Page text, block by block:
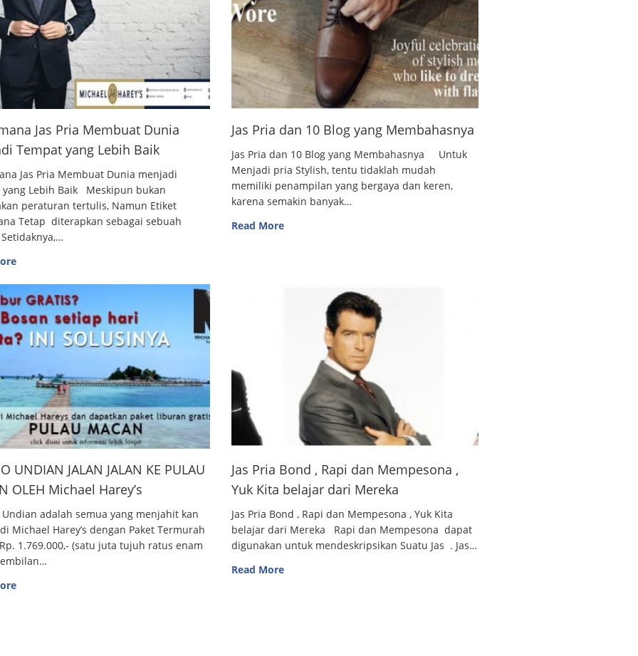
Jas Pria Membuat Dunia
Tempat yang Lebih Baik
Jas Pria Membuat Dunia menjadi
yang Lebih Baik Meskipun bukan
peraturan tertulis, Namun Etiket
Tetap diterapkan sebagai sebuah
Jas Pria dan 10 Blog yang Membahasnya
Jas Pria dan 10 Blog yang Membahasnya Untuk
Menjadi pria Stylish, tentu tidaklah mudah
memiliki penampilan yang bergaya dan keren,
karena semakin banyak…
Read More
UNDIAN JALAN JALAN KE PULAU
OLEH Michael Harey’s
Undian adalah semua yang menjahit kan
Michael Harey’s dengan Paket Termurah
1.769.000,- (satu juta tujuh ratus enam
Jas Pria Bond , Rapi dan Mempesona ,
Yuk Kita belajar dari Mereka
Jas Pria Bond , Rapi dan Mempesona , Yuk Kita
belajar dari Mereka Rapi dan Mempesona dapat
digunakan untuk mendeskripsikan Suatu Jas . Jas…
Read More